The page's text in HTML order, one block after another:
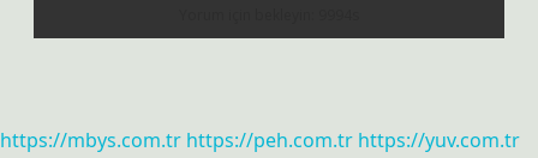
https://mbys.com.tr https://peh.com.tr https://yuv.com.tr